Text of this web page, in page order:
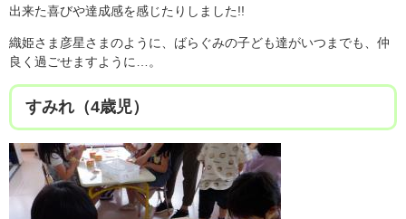
出来た喜びや達成感を感じたりしました!!
織姫さま彦星さまのように、ばらぐみの子ども達がいつまでも、仲
良く過ごせますように…。
すみれ（4歳児）